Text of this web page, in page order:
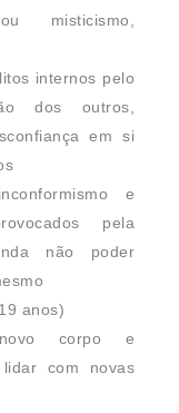
misticismo,
internos pelo
dos outros,
em si
e
pela
não poder
anos)
corpo e
com novas